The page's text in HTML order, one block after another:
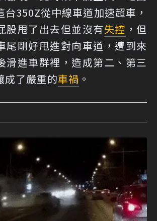
台350Z從中線車道加速超車，
股甩了出去但並沒有失控 ，但
尾剛好甩進對向車道，遭到來
滑進車群裡，造成第二、第三
成了嚴重的車禍 。